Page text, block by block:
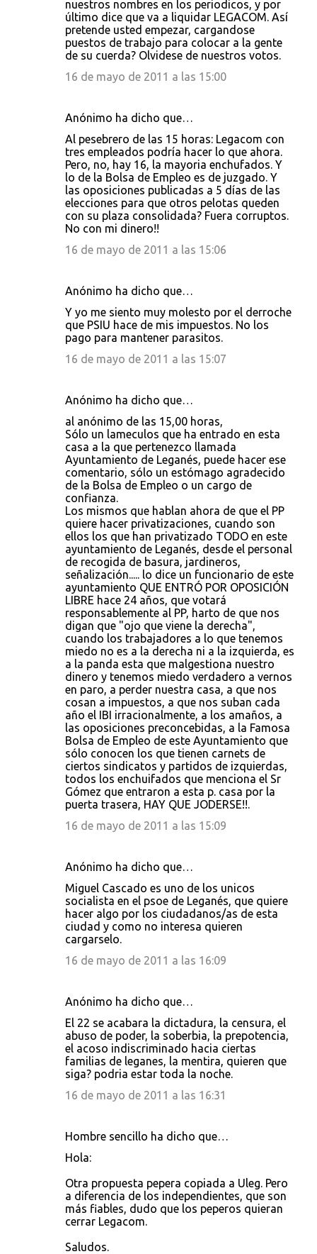
nuestros nombres en los periodicos, y por
último dice que va a liquidar LEGACOM. Así
pretende usted empezar, cargandose
puestos de trabajo para colocar a la gente
de su cuerda? Olvidese de nuestros votos.
16 de mayo de 2011 a las 15:00
Anónimo ha dicho que…
Al pesebrero de las 15 horas: Legacom con
tres empleados podría hacer lo que ahora.
Pero, no, hay 16, la mayoria enchufados. Y
lo de la Bolsa de Empleo es de juzgado. Y
las oposiciones publicadas a 5 días de las
elecciones para que otros pelotas queden
con su plaza consolidada? Fuera corruptos.
No con mi dinero!!
16 de mayo de 2011 a las 15:06
Anónimo ha dicho que…
Y yo me siento muy molesto por el derroche
que PSIU hace de mis impuestos. No los
pago para mantener parasitos.
16 de mayo de 2011 a las 15:07
Anónimo ha dicho que…
al anónimo de las 15,00 horas,
Sólo un lameculos que ha entrado en esta
casa a la que pertenezco llamada
Ayuntamiento de Leganés, puede hacer ese
comentario, sólo un estómago agradecido
de la Bolsa de Empleo o un cargo de
confianza.
Los mismos que hablan ahora de que el PP
quiere hacer privatizaciones, cuando son
ellos los que han privatizado TODO en este
ayuntamiento de Leganés, desde el personal
de recogida de basura, jardineros,
señalización..... lo dice un funcionario de este
ayuntamiento QUE ENTRÓ POR OPOSICIÓN
LIBRE hace 24 años, que votará
responsablemente al PP, harto de que nos
digan que "ojo que viene la derecha",
cuando los trabajadores a lo que tenemos
miedo no es a la derecha ni a la izquierda, es
a la panda esta que malgestiona nuestro
dinero y tenemos miedo verdadero a vernos
en paro, a perder nuestra casa, a que nos
cosan a impuestos, a que nos suban cada
año el IBI irracionalmente, a los amaños, a
las oposiciones preconcebidas, a la Famosa
Bolsa de Empleo de este Ayuntamiento que
sólo conocen los que tienen carnets de
ciertos sindicatos y partidos de izquierdas,
todos los enchuifados que menciona el Sr
Gómez que entraron a esta p. casa por la
puerta trasera, HAY QUE JODERSE!!.
16 de mayo de 2011 a las 15:09
Anónimo ha dicho que…
Miguel Cascado es uno de los unicos
socialista en el psoe de Leganés, que quiere
hacer algo por los ciudadanos/as de esta
ciudad y como no interesa quieren
cargarselo.
16 de mayo de 2011 a las 16:09
Anónimo ha dicho que…
El 22 se acabara la dictadura, la censura, el
abuso de poder, la soberbia, la prepotencia,
el acoso indiscriminado hacia ciertas
familias de leganes, la mentira, quieren que
siga? podria estar toda la noche.
16 de mayo de 2011 a las 16:31
Hombre sencillo ha dicho que…
Hola:
Otra propuesta pepera copiada a Uleg. Pero
a diferencia de los independientes, que son
más fiables, dudo que los peperos quieran
cerrar Legacom.
Saludos.